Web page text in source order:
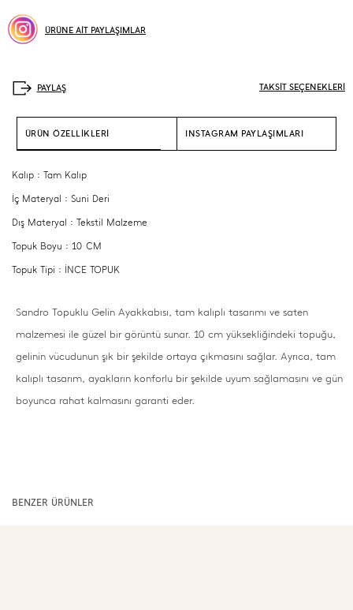
ÜRÜNE AİT PAYLAŞIMLAR
TAKSİT SEÇENEKLERİ
ÜRÜN ÖZELLİKLERİ INSTAGRAM PAYLAŞIMLARI
Kalıp : Tam Kalıp
İç Materyal : Suni Deri
Dış Materyal : Tekstil Malzeme
Topuk Boyu : 10 CM
Topuk Tipi : İNCE TOPUK
Sandro Topuklu Gelin Ayakkabısı, tam kalıplı tasarımı ve saten
malzemesi ile güzel bir görüntü sunar. 10 cm yüksekliğindeki topuğu,
gelinin vücudunun şık bir şekilde ortaya çıkmasını sağlar. Ayrıca, tam
kalıplı tasarım, ayakların konforlu bir şekilde uyum sağlamasını ve gün
boyunca rahat kalmasını garanti eder.
BENZER ÜRÜNLER